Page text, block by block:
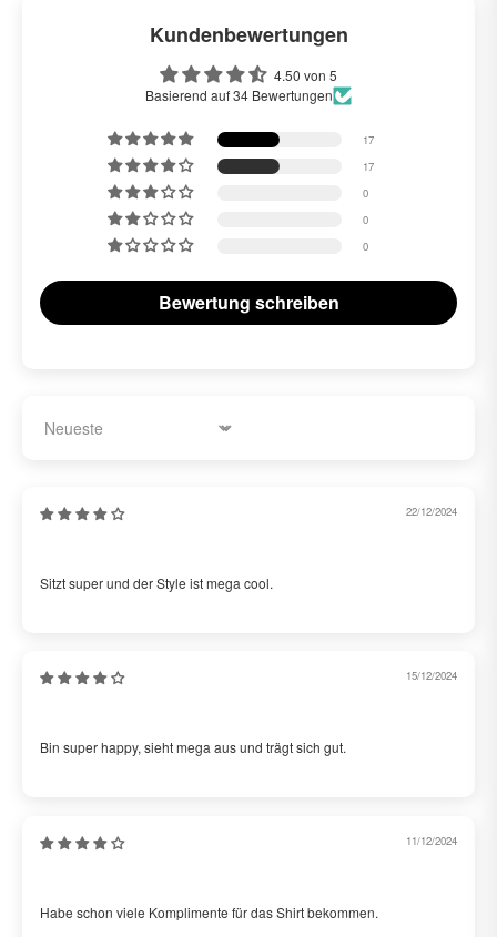
Kundenbewertungen
4.50 von 5
Basierend auf 34 Bewertungen
17
17
0
0
0
Bewertung schreiben
Sort by
22/12/2024
Sitzt super und der Style ist mega cool.
15/12/2024
Bin super happy, sieht mega aus und trägt sich gut.
11/12/2024
Habe schon viele Komplimente für das Shirt bekommen.